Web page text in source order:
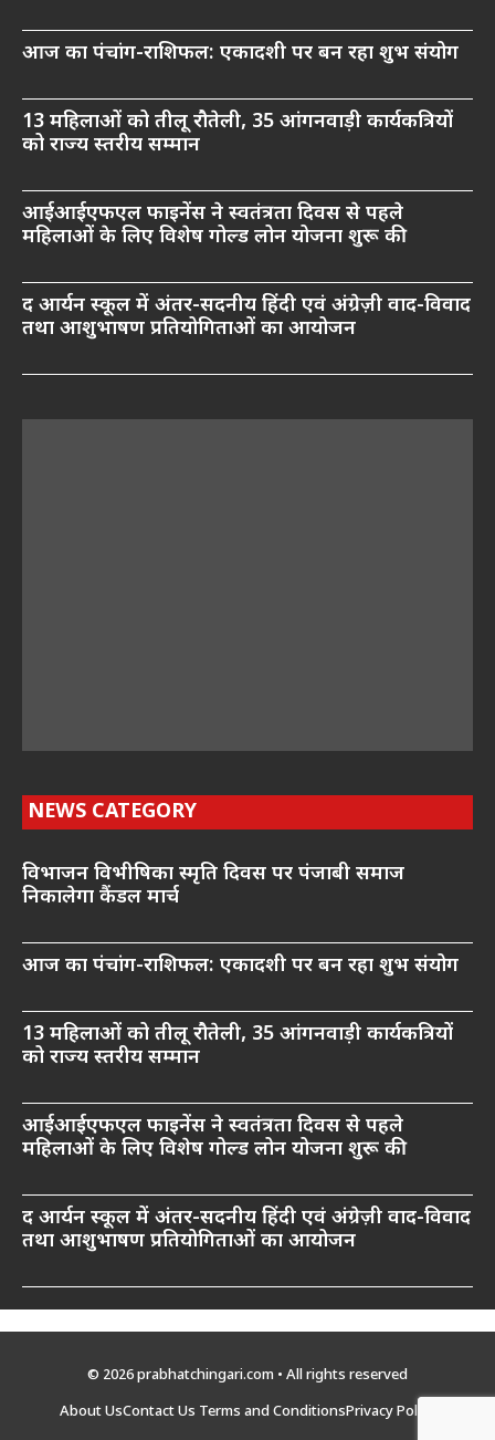
आज का पंचांग-राशिफल: एकादशी पर बन रहा शुभ संयोग
13 महिलाओं को तीलू रौतेली, 35 आंगनवाड़ी कार्यकत्रियों
को राज्य स्तरीय सम्मान
आईआईएफएल फाइनेंस ने स्वतंत्रता दिवस से पहले
महिलाओं के लिए विशेष गोल्ड लोन योजना शुरू की
द आर्यन स्कूल में अंतर-सदनीय हिंदी एवं अंग्रेज़ी वाद-विवाद
तथा आशुभाषण प्रतियोगिताओं का आयोजन
NEWS CATEGORY
विभाजन विभीषिका स्मृति दिवस पर पंजाबी समाज
निकालेगा कैंडल मार्च
आज का पंचांग-राशिफल: एकादशी पर बन रहा शुभ संयोग
13 महिलाओं को तीलू रौतेली, 35 आंगनवाड़ी कार्यकत्रियों
को राज्य स्तरीय सम्मान
आईआईएफएल फाइनेंस ने स्वतंत्रता दिवस से पहले
महिलाओं के लिए विशेष गोल्ड लोन योजना शुरू की
द आर्यन स्कूल में अंतर-सदनीय हिंदी एवं अंग्रेज़ी वाद-विवाद
तथा आशुभाषण प्रतियोगिताओं का आयोजन
© 2026 prabhatchingari.com • All rights reserved
About UsContact Us Terms and ConditionsPrivacy Policy